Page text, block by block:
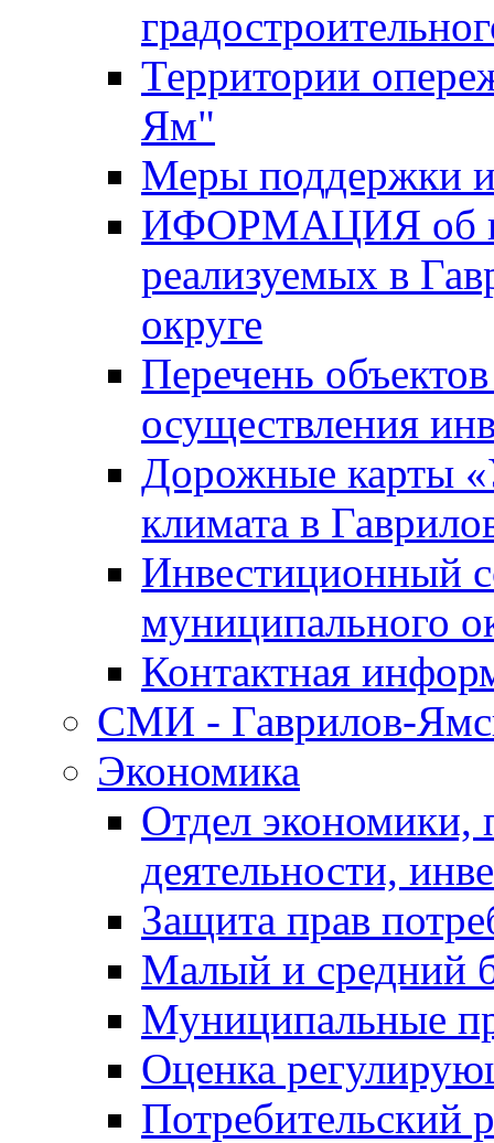
Территории
Ям"
Меры поддержки
ИФОРМАЦИЯ об
реализуемых в
округе
Перечень
осуществления
Дорожные карты
климата в
Инвестиционный
муниципального
Контактная
СМИ - Гаврилов-
Экономика
Отдел экономики,
деятельности,
Защита прав
Малый и средний
Муниципальные
Оценка
Потребительский